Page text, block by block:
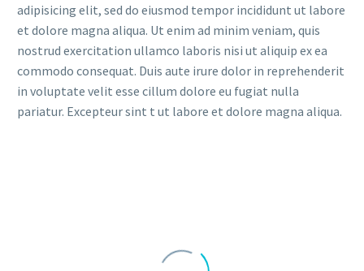
adipisicing elit, sed do eiusmod tempor incididunt ut labore
et dolore magna aliqua. Ut enim ad minim veniam, quis
nostrud exercitation ullamco laboris nisi ut aliquip ex ea
commodo consequat. Duis aute irure dolor in reprehenderit
in voluptate velit esse cillum dolore eu fugiat nulla
pariatur. Excepteur sint t ut labore et dolore magna aliqua.